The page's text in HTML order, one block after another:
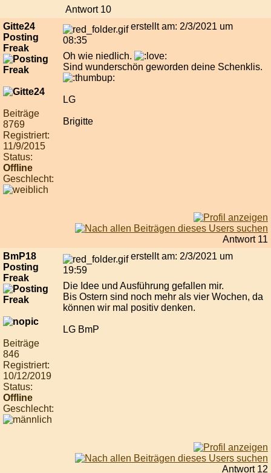
Antwort 10
Gitte24
Posting
Freak
Beiträge
8769
Registriert:
11/9/2015
Status:
Offline
Geschlecht:
erstellt am: 2/3/2021 um
08:35
Oh wie niedlich.
Sind wunderschön geworden deine Schenklis.
LG
Brigitte
Antwort 11
BmP18
Posting
Freak
Beiträge
846
Registriert:
10/12/2019
Status:
Offline
Geschlecht:
erstellt am: 2/3/2021 um
19:59
Die Idee und Ausführung gefallen mir.
Bis Ostern sind noch mehr als vier Wochen, da
können wir mal positiv denken.
LG BmP
Antwort 12